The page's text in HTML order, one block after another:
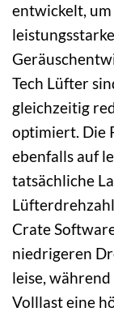
entwickelt,
Tech Lüfter
gleichzeitig
optimiert. Die
ebenfalls auf
tatsächliche
Crate
niedrigeren
leise,
Volllast eine